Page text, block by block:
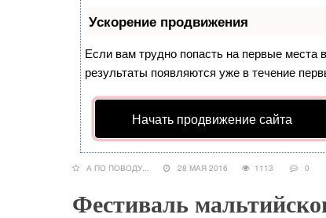
Ускорение продвижения
Если вам трудно попасть на первые места
результаты появляются уже в течение
Начать продвижение сайта
А ПО ПОВОДУ... 28 МАЯ 2016 1113 0
Фестиваль